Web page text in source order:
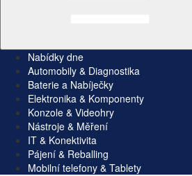
Nabídky dne
Automobily & Diagnostika
Baterie a Nabíječky
Elektronika & Komponenty
Konzole & Videohry
Nástroje & Měření
IT & Konektivita
Pájení & Reballing
Mobilní telefony & Tablety